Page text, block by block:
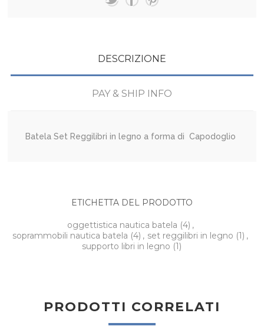
DESCRIZIONE
PAY & SHIP INFO
Batela Set Reggilibri in legno a forma di Capodoglio
ETICHETTA DEL PRODOTTO
oggettistica nautica batela (4) ,
soprammobili nautica batela (4) , set reggilibri in legno (1) ,
supporto libri in legno (1)
PRODOTTI CORRELATI